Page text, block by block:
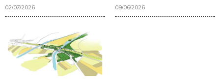
02/07/2026 09/06/2026